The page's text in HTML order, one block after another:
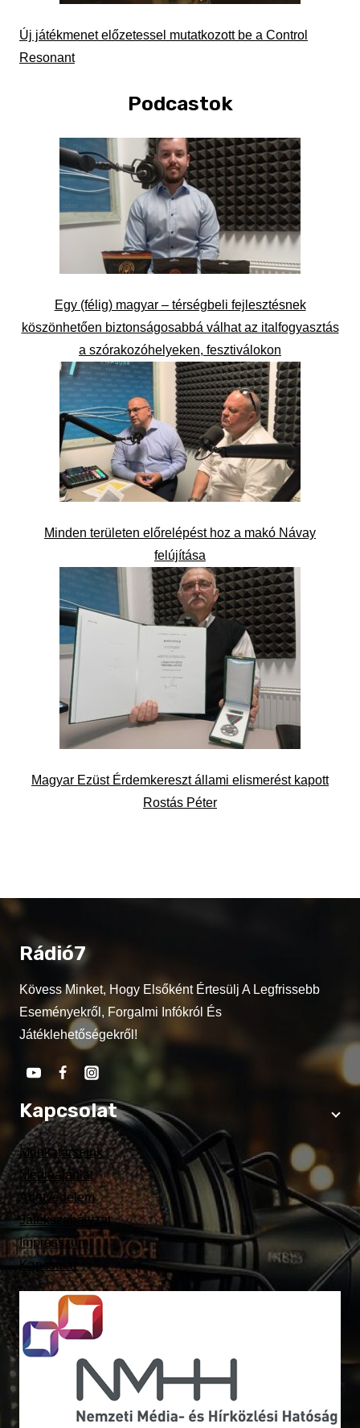
Új játékmenet előzetessel mutatkozott be a Control
Resonant
Podcastok
Egy (félig) magyar – térségbeli fejlesztésnek
köszönhetően biztonságosabbá válhat az italfogyasztás
a szórakozóhelyeken, fesztiválokon
Minden területen előrelépést hoz a makó Návay
felújítása
Magyar Ezüst Érdemkereszt állami elismerést kapott
Rostás Péter
Rádió7
Kövess Minket, Hogy Elsőként Értesülj A Legfrissebb
Eseményekről, Forgalmi Infókról És
Játéklehetőségekről!
Kapcsolat
Munkatársaink
Médiaajánlat
Adatvédelem
Játékszabályzat
Impresszum
Kapcsolat